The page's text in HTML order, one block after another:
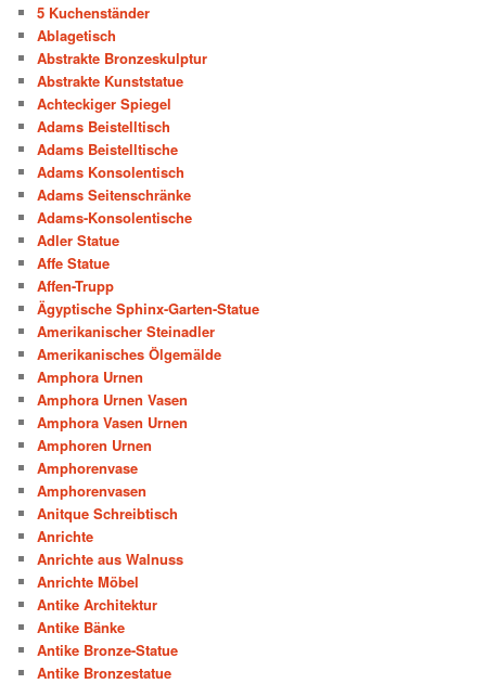
5 Kuchenständer
Ablagetisch
Abstrakte Bronzeskulptur
Abstrakte Kunststatue
Achteckiger Spiegel
Adams Beistelltisch
Adams Beistelltische
Adams Konsolentisch
Adams Seitenschränke
Adams-Konsolentische
Adler Statue
Affe Statue
Affen-Trupp
Ägyptische Sphinx-Garten-Statue
Amerikanischer Steinadler
Amerikanisches Ölgemälde
Amphora Urnen
Amphora Urnen Vasen
Amphora Vasen Urnen
Amphoren Urnen
Amphorenvase
Amphorenvasen
Anitque Schreibtisch
Anrichte
Anrichte aus Walnuss
Anrichte Möbel
Antike Architektur
Antike Bänke
Antike Bronze-Statue
Antike Bronzestatue